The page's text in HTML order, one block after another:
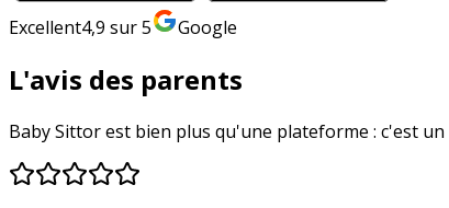
Excellent4,9 sur 5 Google
L'avis des parents
Baby Sittor est bien plus qu'une plateforme : c'est